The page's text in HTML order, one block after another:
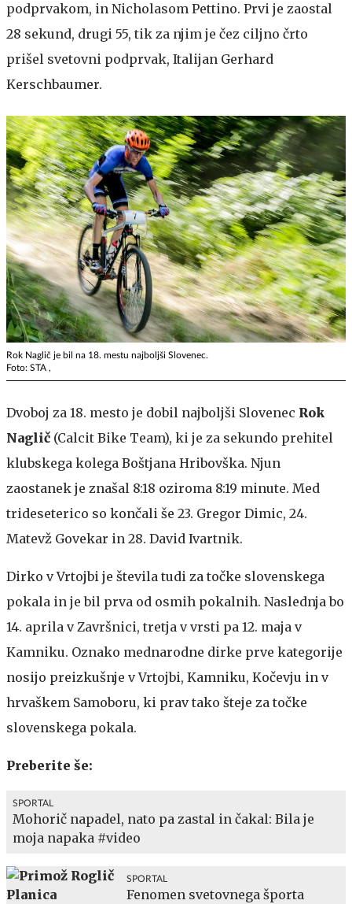
podprvakom, in Nicholasom Pettino. Prvi je zaostal
28 sekund, drugi 55, tik za njim je čez ciljno črto
prišel svetovni podprvak, Italijan Gerhard
Kerschbaumer.
Rok Naglič je bil na 18. mestu najboljši Slovenec.
Foto: STA ,
Dvoboj za 18. mesto je dobil najboljši Slovenec Rok
Naglič (Calcit Bike Team), ki je za sekundo prehitel
klubskega kolega Boštjana Hribovška. Njun
zaostanek je znašal 8:18 oziroma 8:19 minute. Med
trideseterico so končali še 23. Gregor Dimic, 24.
Matevž Govekar in 28. David Ivartnik.
Dirko v Vrtojbi je števila tudi za točke slovenskega
pokala in je bil prva od osmih pokalnih. Naslednja bo
14. aprila v Završnici, tretja v vrsti pa 12. maja v
Kamniku. Oznako mednarodne dirke prve kategorije
nosijo preizkušnje v Vrtojbi, Kamniku, Kočevju in v
hrvaškem Samoboru, ki prav tako šteje za točke
slovenskega pokala.
Preberite še:
SPORTAL
Mohorič napadel, nato pa zastal in čakal: Bila je
moja napaka #video
SPORTAL
Fenomen svetovnega športa